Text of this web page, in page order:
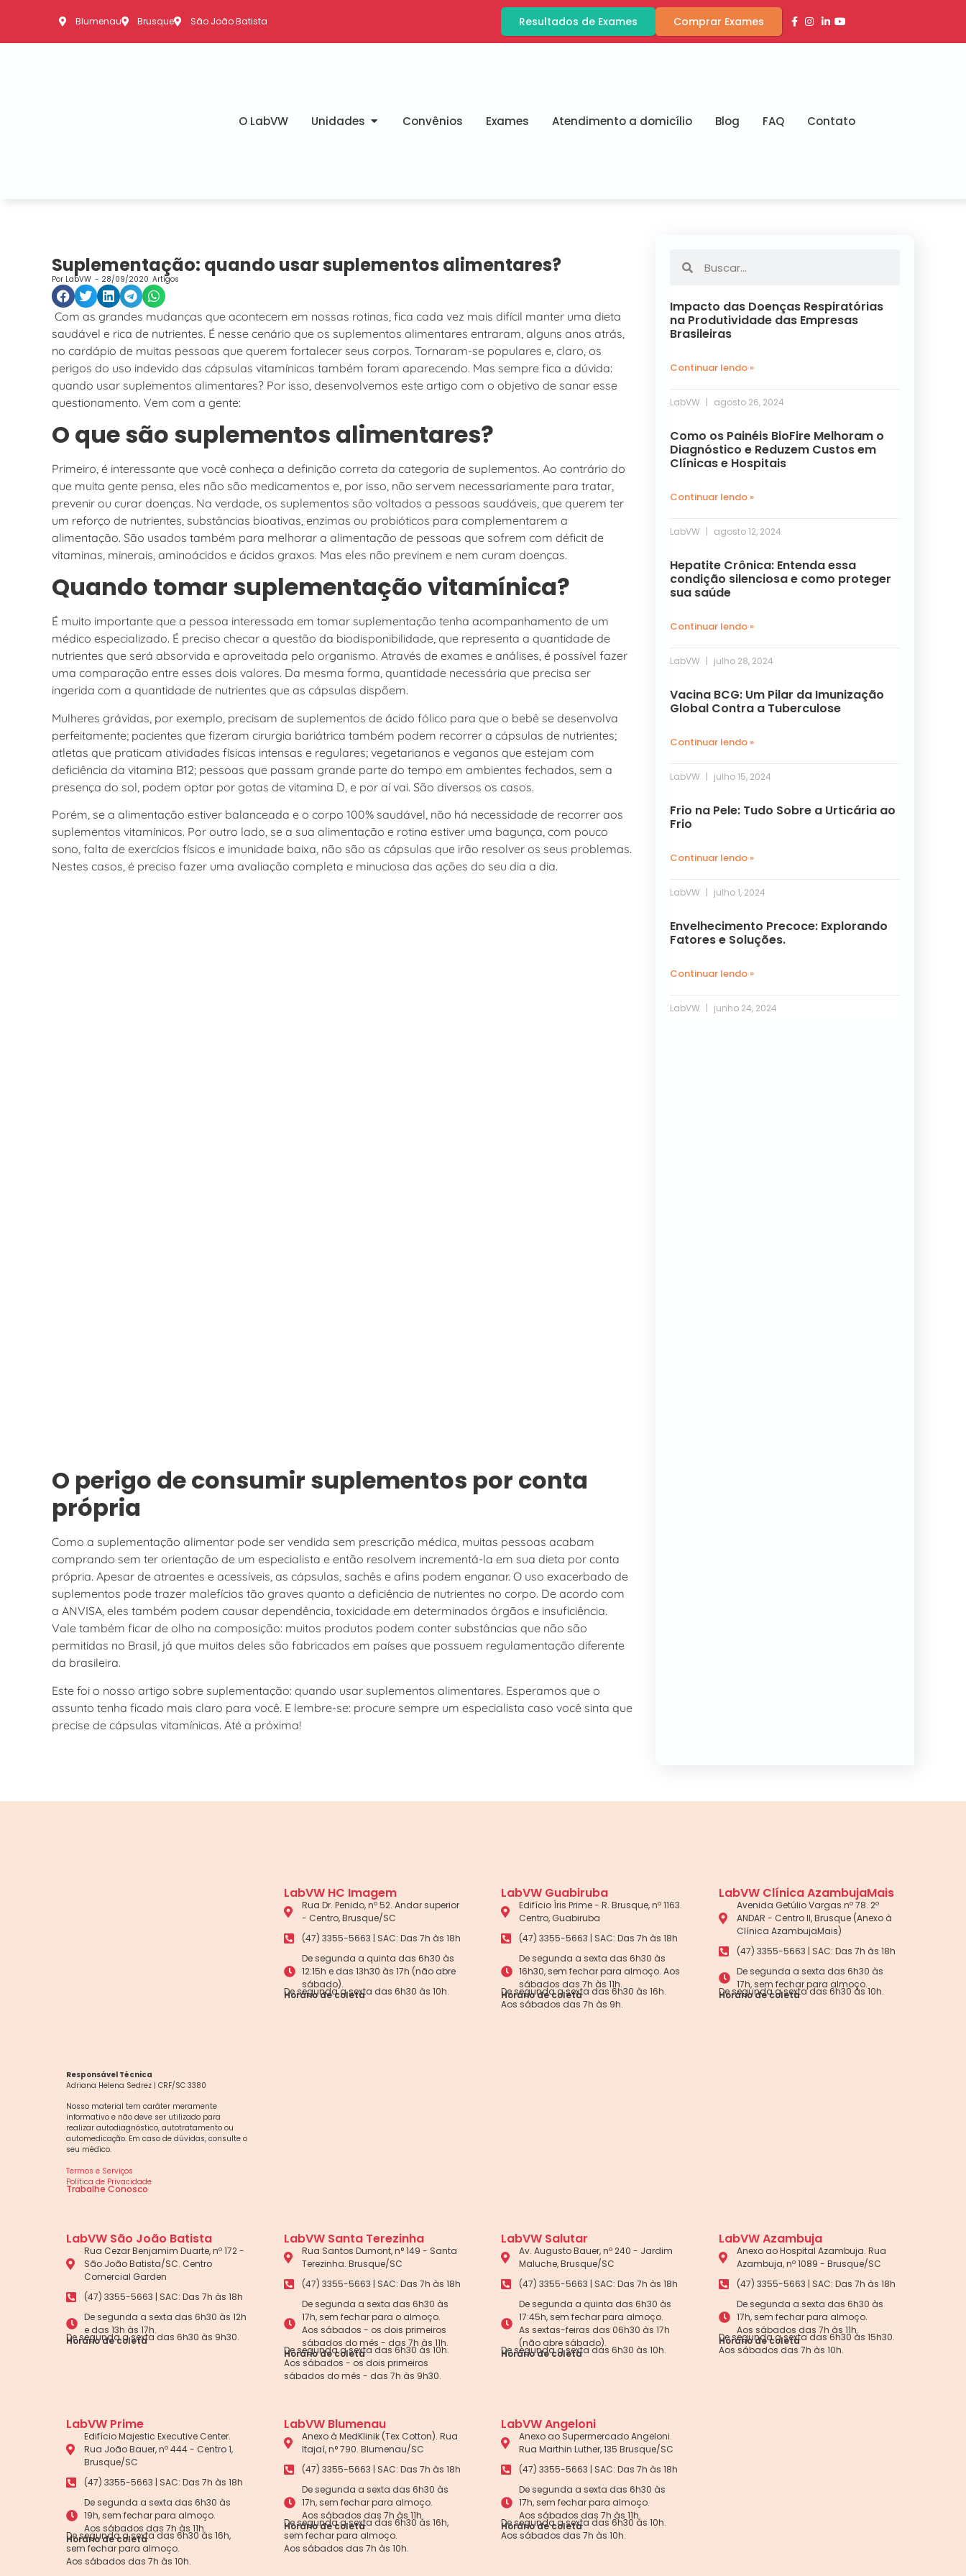
Blumenau Brusque São João Batista Resultados de Exames Comprar Exames
O LabVW Unidades Convênios Exames Atendimento a domicílio Blog FAQ Contato
Suplementação: quando usar suplementos alimentares?
Por LabVW - 28/09/2020 Artigos
Com as grandes mudanças que acontecem em nossas rotinas, fica cada vez mais difícil manter uma dieta
saudável e rica de nutrientes. É nesse cenário que os suplementos alimentares entraram, alguns anos atrás,
no cardápio de muitas pessoas que querem fortalecer seus corpos. Tornaram-se populares e, claro, os
perigos do uso indevido das cápsulas vitamínicas também foram aparecendo. Mas sempre fica a dúvida:
quando usar suplementos alimentares? Por isso, desenvolvemos este artigo com o objetivo de sanar esse
questionamento. Vem com a gente:
O que são suplementos alimentares?
Primeiro, é interessante que você conheça a definição correta da categoria de suplementos. Ao contrário do
que muita gente pensa, eles não são medicamentos e, por isso, não servem necessariamente para tratar,
prevenir ou curar doenças. Na verdade, os suplementos são voltados a pessoas saudáveis, que querem ter
um reforço de nutrientes, substâncias bioativas, enzimas ou probióticos para complementarem a
alimentação. São usados também para melhorar a alimentação de pessoas que sofrem com déficit de
vitaminas, minerais, aminoácidos e ácidos graxos. Mas eles não previnem e nem curam doenças.
Quando tomar suplementação vitamínica?
É muito importante que a pessoa interessada em tomar suplementação tenha acompanhamento de um
médico especializado. É preciso checar a questão da biodisponibilidade, que representa a quantidade de
nutrientes que será absorvida e aproveitada pelo organismo. Através de exames e análises, é possível fazer
uma comparação entre esses dois valores. Da mesma forma, quantidade necessária que precisa ser
ingerida com a quantidade de nutrientes que as cápsulas dispõem.
Mulheres grávidas, por exemplo, precisam de suplementos de ácido fólico para que o bebê se desenvolva
perfeitamente; pacientes que fizeram cirurgia bariátrica também podem recorrer a cápsulas de nutrientes;
atletas que praticam atividades físicas intensas e regulares; vegetarianos e veganos que estejam com
deficiência da vitamina B12; pessoas que passam grande parte do tempo em ambientes fechados, sem a
presença do sol, podem optar por gotas de vitamina D, e por aí vai. São diversos os casos.
Porém, se a alimentação estiver balanceada e o corpo 100% saudável, não há necessidade de recorrer aos
suplementos vitamínicos. Por outro lado, se a sua alimentação e rotina estiver uma bagunça, com pouco
sono, falta de exercícios físicos e imunidade baixa, não são as cápsulas que irão resolver os seus problemas.
Nestes casos, é preciso fazer uma avaliação completa e minuciosa das ações do seu dia a dia.
O perigo de consumir suplementos por conta
própria
Como a suplementação alimentar pode ser vendida sem prescrição médica, muitas pessoas acabam
comprando sem ter orientação de um especialista e então resolvem incrementá-la em sua dieta por conta
própria. Apesar de atraentes e acessíveis, as cápsulas, sachês e afins podem enganar. O uso exacerbado de
suplementos pode trazer malefícios tão graves quanto a deficiência de nutrientes no corpo. De acordo com
a ANVISA, eles também podem causar dependência, toxicidade em determinados órgãos e insuficiência.
Vale também ficar de olho na composição: muitos produtos podem conter substâncias que não são
permitidas no Brasil, já que muitos deles são fabricados em países que possuem regulamentação diferente
da brasileira.
Este foi o nosso artigo sobre suplementação: quando usar suplementos alimentares. Esperamos que o
assunto tenha ficado mais claro para você. E lembre-se: procure sempre um especialista caso você sinta que
precise de cápsulas vitamínicas. Até a próxima!
Impacto das Doenças Respiratórias
na Produtividade das Empresas
Brasileiras
Continuar lendo »
LabVW agosto 26, 2024
Como os Painéis BioFire Melhoram o
Diagnóstico e Reduzem Custos em
Clínicas e Hospitais
Continuar lendo »
LabVW agosto 12, 2024
Hepatite Crônica: Entenda essa
condição silenciosa e como proteger
sua saúde
Continuar lendo »
LabVW julho 28, 2024
Vacina BCG: Um Pilar da Imunização
Global Contra a Tuberculose
Continuar lendo »
LabVW julho 15, 2024
Frio na Pele: Tudo Sobre a Urticária ao
Frio
Continuar lendo »
LabVW julho 1, 2024
Envelhecimento Precoce: Explorando
Fatores e Soluções.
Continuar lendo »
LabVW junho 24, 2024
Responsável Técnica
Adriana Helena Sedrez | CRF/SC 3380
Nosso material tem caráter meramente
informativo e não deve ser utilizado para
realizar autodiagnóstico, autotratamento ou
automedicação. Em caso de dúvidas, consulte o
seu médico.
Termos e Serviços
Política de Privacidade
Trabalhe Conosco
LabVW HC Imagem
Rua Dr. Penido, nº 52. Andar superior
- Centro, Brusque/SC
(47) 3355-5663 | SAC: Das 7h às 18h
De segunda a quinta das 6h30 às
12:15h e das 13h30 às 17h (não abre
sábado).
Horário de coleta
De segunda a sexta das 6h30 às 10h.
LabVW Guabiruba
Edifício Íris Prime - R. Brusque, nº 1163.
Centro, Guabiruba
(47) 3355-5663 | SAC: Das 7h às 18h
De segunda a sexta das 6h30 às
16h30, sem fechar para almoço. Aos
sábados das 7h às 11h.
Horário de coleta
De segunda a sexta das 6h30 às 16h.
Aos sábados das 7h às 9h.
LabVW Clínica AzambujaMais
Avenida Getúlio Vargas nº 78. 2º
ANDAR - Centro II, Brusque (Anexo à
Clínica AzambujaMais)
(47) 3355-5663 | SAC: Das 7h às 18h
De segunda a sexta das 6h30 às
17h, sem fechar para almoço.
Horário de coleta
De segunda a sexta das 6h30 às 10h.
LabVW São João Batista
Rua Cezar Benjamim Duarte, nº 172 -
São João Batista/SC. Centro
Comercial Garden
(47) 3355-5663 | SAC: Das 7h às 18h
De segunda a sexta das 6h30 às 12h
e das 13h às 17h.
Horário de coleta
De segunda a sexta das 6h30 às 9h30.
LabVW Santa Terezinha
Rua Santos Dumont, n° 149 - Santa
Terezinha. Brusque/SC
(47) 3355-5663 | SAC: Das 7h às 18h
De segunda a sexta das 6h30 às
17h, sem fechar para o almoço.
Aos sábados - os dois primeiros
sábados do mês - das 7h às 11h.
Horário de coleta
De segunda a sexta das 6h30 às 10h.
Aos sábados - os dois primeiros
sábados do mês - das 7h às 9h30.
LabVW Salutar
Av. Augusto Bauer, nº 240 - Jardim
Maluche, Brusque/SC
(47) 3355-5663 | SAC: Das 7h às 18h
De segunda a quinta das 6h30 às
17:45h, sem fechar para almoço.
As sextas-feiras das 06h30 às 17h
(não abre sábado).
Horário de coleta
De segunda a sexta das 6h30 às 10h.
LabVW Azambuja
Anexo ao Hospital Azambuja. Rua
Azambuja, nº 1089 - Brusque/SC
(47) 3355-5663 | SAC: Das 7h às 18h
De segunda a sexta das 6h30 às
17h, sem fechar para almoço.
Aos sábados das 7h às 11h.
Horário de coleta
De segunda a sexta das 6h30 às 15h30.
Aos sábados das 7h às 10h.
LabVW Prime
Edifício Majestic Executive Center.
Rua João Bauer, nº 444 - Centro 1,
Brusque/SC
(47) 3355-5663 | SAC: Das 7h às 18h
De segunda a sexta das 6h30 às
19h, sem fechar para almoço.
Aos sábados das 7h às 11h.
Horário de coleta
De segunda a sexta das 6h30 às 16h,
sem fechar para almoço.
Aos sábados das 7h às 10h.
LabVW Blumenau
Anexo à MedKlinik (Tex Cotton). Rua
Itajaí, n° 790. Blumenau/SC
(47) 3355-5663 | SAC: Das 7h às 18h
De segunda a sexta das 6h30 às
17h, sem fechar para almoço.
Aos sábados das 7h às 11h.
Horário de coleta
De segunda a sexta das 6h30 às 16h,
sem fechar para almoço.
Aos sábados das 7h às 10h.
LabVW Angeloni
Anexo ao Supermercado Angeloni.
Rua Marthin Luther, 135 Brusque/SC
(47) 3355-5663 | SAC: Das 7h às 18h
De segunda a sexta das 6h30 às
17h, sem fechar para almoço.
Aos sábados das 7h às 11h.
Horário de coleta
De segunda a sexta das 6h30 às 10h.
Aos sábados das 7h às 10h.